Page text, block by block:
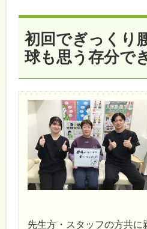
初回でぎっくり
球も思う存分で
先生方・スタッフの方共